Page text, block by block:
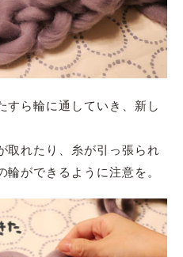
すら輪に通していき、新し
取れたり、糸が引っ張られ
ができるように注意を。